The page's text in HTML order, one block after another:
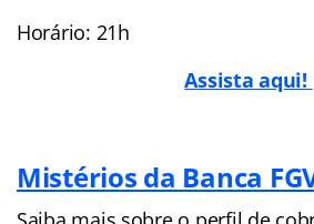
Horário: 21h
Assista aqui!
Mistérios da Banca